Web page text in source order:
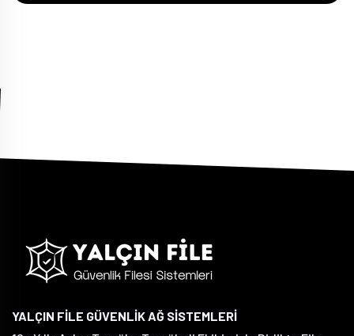
YALÇIN FİLE GÜVENLİK AĞ SİSTEMLERİ